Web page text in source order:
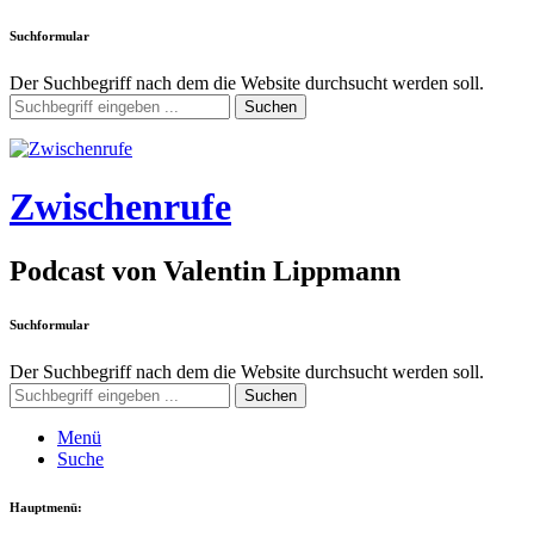
Suchformular
Der Suchbegriff nach dem die Website durchsucht werden soll.
Suchen
Zwischenrufe
Podcast von Valentin Lippmann
Suchformular
Der Suchbegriff nach dem die Website durchsucht werden soll.
Suchen
Menü
Suche
Hauptmenü: